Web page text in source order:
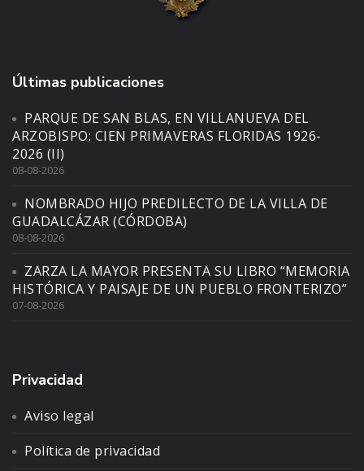
Últimas publicaciones
PARQUE DE SAN BLAS, EN VILLANUEVA DEL
ARZOBISPO: CIEN PRIMAVERAS FLORIDAS 1926-
2026 (II)
08-08-2026
NOMBRADO HIJO PREDILECTO DE LA VILLA DE
GUADALCÁZAR (CÓRDOBA)
08-08-2026
ZARZA LA MAYOR PRESENTA SU LIBRO “MEMORIA
HISTÓRICA Y PAISAJE DE UN PUEBLO FRONTERIZO”
07-08-2026
Privacidad
Aviso legal
Política de privacidad